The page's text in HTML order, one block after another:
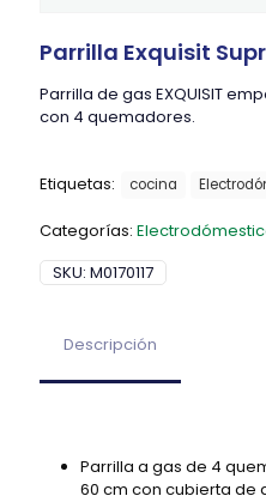
Parrilla Exquisit
Parrilla de gas EXQUISIT
con 4 quemadores.
Etiquetas: cocina
Categorías:
SKU: M0170117
Descripción
Parrilla a gas de 4
60 cm con cubierta de